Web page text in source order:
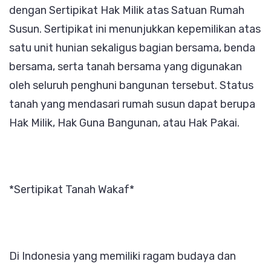
dengan Sertipikat Hak Milik atas Satuan Rumah
Susun. Sertipikat ini menunjukkan kepemilikan atas
satu unit hunian sekaligus bagian bersama, benda
bersama, serta tanah bersama yang digunakan
oleh seluruh penghuni bangunan tersebut. Status
tanah yang mendasari rumah susun dapat berupa
Hak Milik, Hak Guna Bangunan, atau Hak Pakai.
*Sertipikat Tanah Wakaf*
Di Indonesia yang memiliki ragam budaya dan